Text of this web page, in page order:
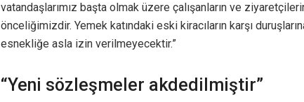
vatandaşlarımız başta olmak üzere çalışanların ve
önceliğimizdir. Yemek katındaki eski kiracıların karşı
esnekliğe asla izin verilmeyecektir.”
“Yeni sözleşmeler akdedilmiştir”